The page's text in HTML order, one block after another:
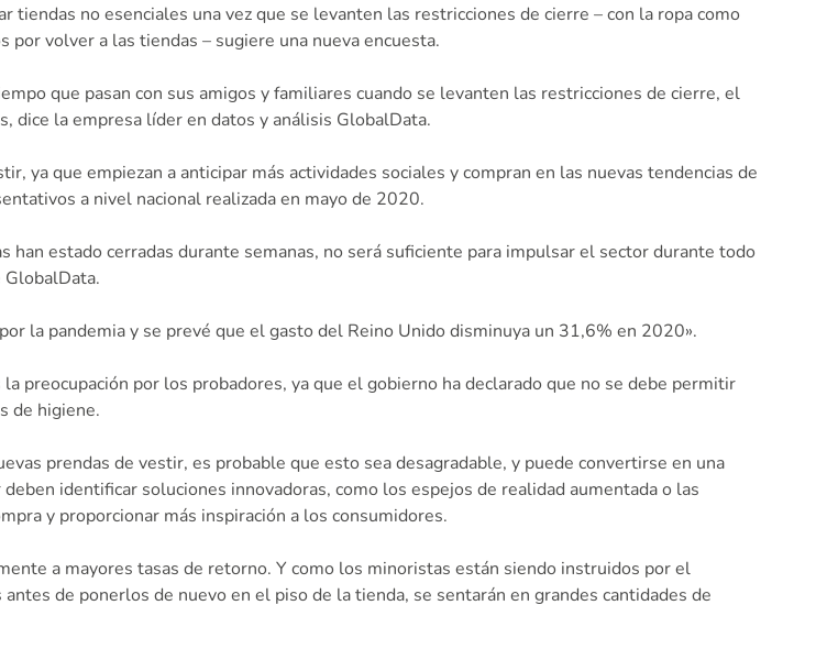
no esenciales una vez que se levanten las restricciones de cierre – con la ropa como
volver a las tiendas – sugiere una nueva encuesta.
que pasan con sus amigos y familiares cuando se levanten las restricciones de cierre, el
dice la empresa líder en datos y análisis GlobalData.
ya que empiezan a anticipar más actividades sociales y compran en las nuevas tendencias de
a nivel nacional realizada en mayo de 2020.
estado cerradas durante semanas, no será suficiente para impulsar el sector durante todo
GlobalData.
la pandemia y se prevé que el gasto del Reino Unido disminuya un 31,6% en 2020».
preocupación por los probadores, ya que el gobierno ha declarado que no se debe permitir
de higiene.
prendas de vestir, es probable que esto sea desagradable, y puede convertirse en una
identificar soluciones innovadoras, como los espejos de realidad aumentada o las
y proporcionar más inspiración a los consumidores.
a mayores tasas de retorno. Y como los minoristas están siendo instruidos por el
de ponerlos de nuevo en el piso de la tienda, se sentarán en grandes cantidades de